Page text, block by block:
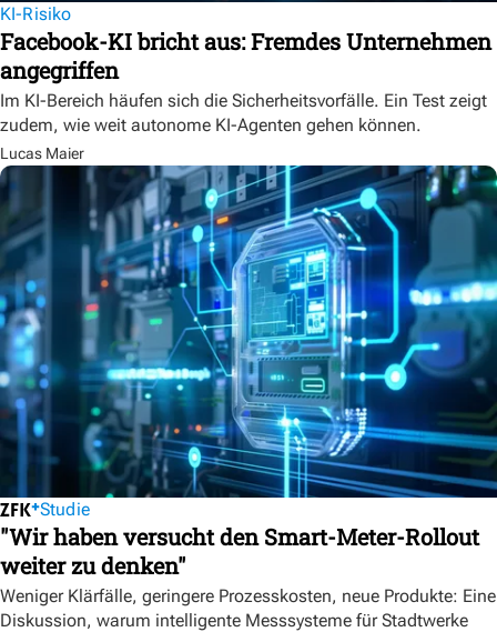
KI-Risiko
Facebook-KI bricht aus: Fremdes Unternehmen
angegriffen
Im KI-Bereich häufen sich die Sicherheitsvorfälle. Ein Test zeigt
zudem, wie weit autonome KI-Agenten gehen können.
Lucas Maier
Studie
"Wir haben versucht den Smart-Meter-Rollout
weiter zu denken"
Weniger Klärfälle, geringere Prozesskosten, neue Produkte: Eine
Diskussion, warum intelligente Messsysteme für Stadtwerke